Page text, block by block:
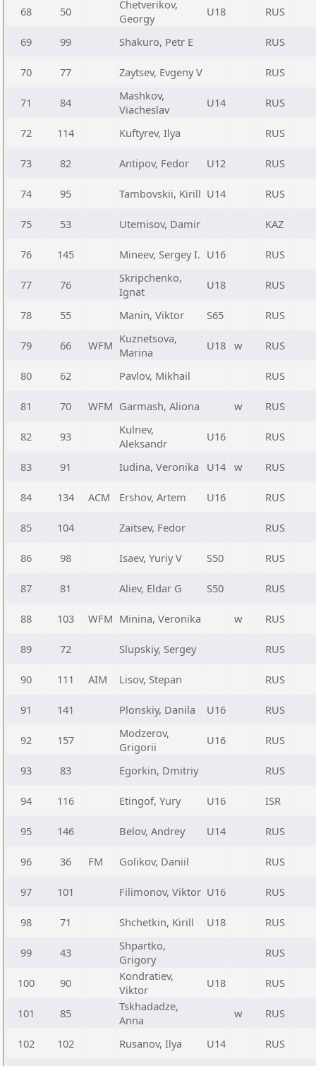
68 50
Chetverikov,
Georgy
U18 RUS
69 99 Shakuro, Petr E RUS
70 77 Zaytsev, Evgeny V RUS
71 84
Mashkov,
Viacheslav
U14 RUS
72 114 Kuftyrev, Ilya RUS
73 82 Antipov, Fedor U12 RUS
74 95 Tambovskii, Kirill U14 RUS
75 53 Utemisov, Damir KAZ
76 145 Mineev, Sergey I. U16 RUS
77 76
Skripchenko,
Ignat
U18 RUS
78 55 Manin, Viktor S65 RUS
79 66 WFM Kuznetsova,
Marina
U18 w RUS
80 62 Pavlov, Mikhail RUS
81 70 WFM Garmash, Aliona w RUS
82 93
Kulnev,
Aleksandr
U16 RUS
83 91 Iudina, Veronika U14 w RUS
84 134 ACM Ershov, Artem U16 RUS
85 104 Zaitsev, Fedor RUS
86 98 Isaev, Yuriy V S50 RUS
87 81 Aliev, Eldar G S50 RUS
88 103 WFM Minina, Veronika w RUS
89 72 Slupskiy, Sergey RUS
90 111 AIM Lisov, Stepan RUS
91 141 Plonskiy, Danila U16 RUS
92 157
Modzerov,
Grigorii
U16 RUS
93 83 Egorkin, Dmitriy RUS
94 116 Etingof, Yury U16 ISR
95 146 Belov, Andrey U14 RUS
96 36 FM Golikov, Daniil RUS
97 101 Filimonov, Viktor U16 RUS
98 71 Shchetkin, Kirill U18 RUS
99 43
Shpartko,
Grigory
RUS
100 90
Kondratiev,
Viktor
U18 RUS
101 85
Tskhadadze,
Anna
w RUS
102 102 Rusanov, Ilya U14 RUS